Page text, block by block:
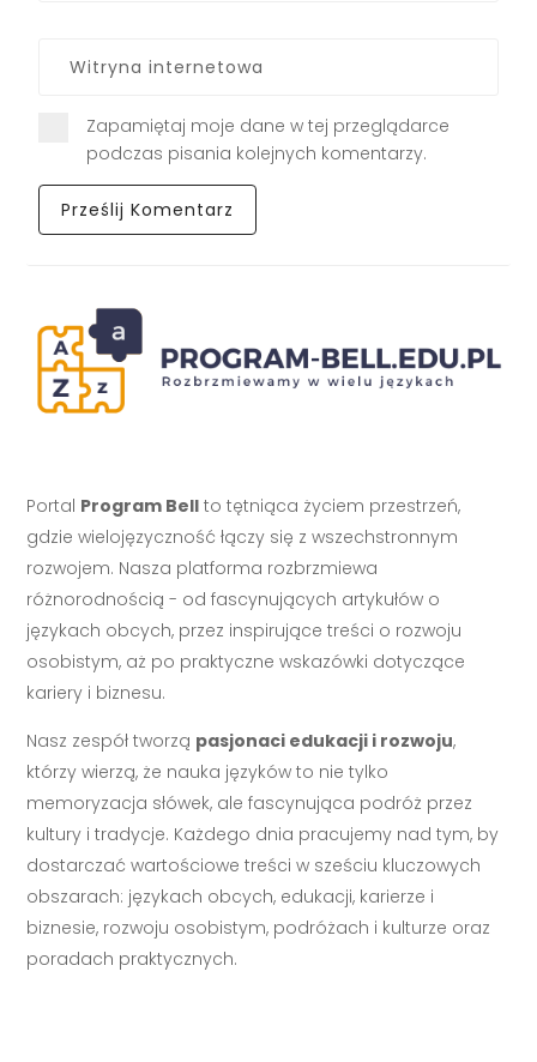
Zapamiętaj moje dane w tej przeglądarce
podczas pisania kolejnych komentarzy.
Portal Program Bell to tętniąca życiem przestrzeń,
gdzie wielojęzyczność łączy się z wszechstronnym
rozwojem. Nasza platforma rozbrzmiewa
różnorodnością - od fascynujących artykułów o
językach obcych, przez inspirujące treści o rozwoju
osobistym, aż po praktyczne wskazówki dotyczące
kariery i biznesu.
Nasz zespół tworzą pasjonaci edukacji i rozwoju,
którzy wierzą, że nauka języków to nie tylko
memoryzacja słówek, ale fascynująca podróż przez
kultury i tradycje. Każdego dnia pracujemy nad tym, by
dostarczać wartościowe treści w sześciu kluczowych
obszarach: językach obcych, edukacji, karierze i
biznesie, rozwoju osobistym, podróżach i kulturze oraz
poradach praktycznych.